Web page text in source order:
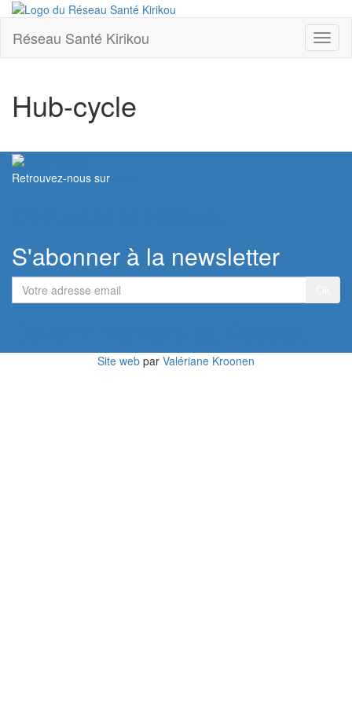
Réseau Santé Kirikou
Hub-cycle
Retrouvez-nous sur
S'abonner à la newsletter
Votre
adresse
Site web par Valériane Kroonen